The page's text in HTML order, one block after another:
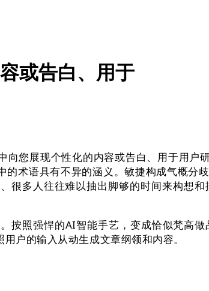
或告白、用于
您展现个性化的内容或告白、用于用户
术语具有不异的涵义。敏捷构成气概分
很多人往往难以抽出脚够的时间来构想
照强悍的AI智能手艺，变成恰似梵高做
户的输入从动生成文章纲领和内容。